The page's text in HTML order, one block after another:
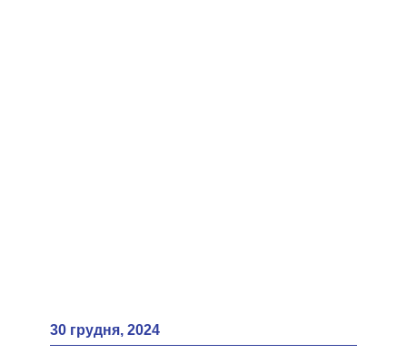
30 грудня, 2024